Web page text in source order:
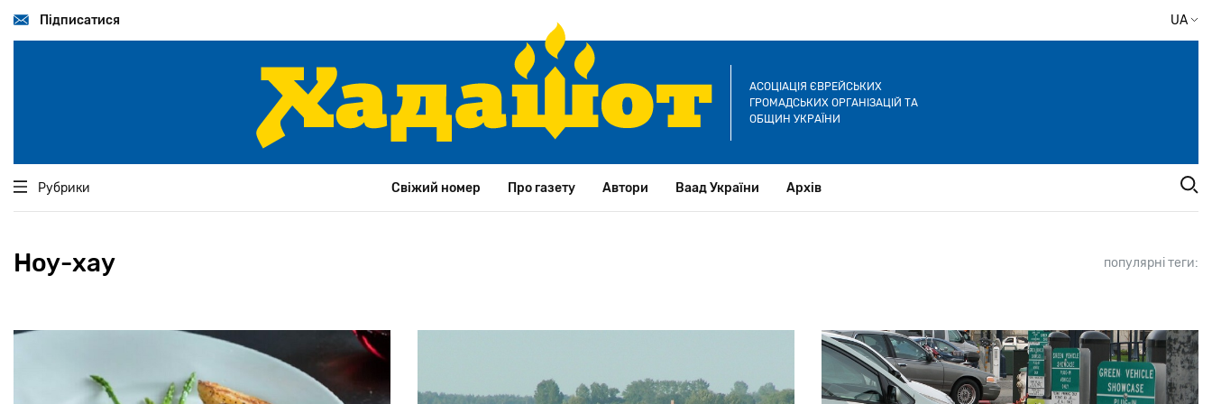
основногоПідписатися UA
АСОЦІАЦІЯ ЄВРЕЙСЬКИХ
ГРОМАДСЬКИХ ОРГАНІЗАЦІЙ ТА
ОБЩИН УКРАЇНИ
Рубрики Свіжий номер Про газету Автори Ваад України Архів
Ноу-хау популярні теги: